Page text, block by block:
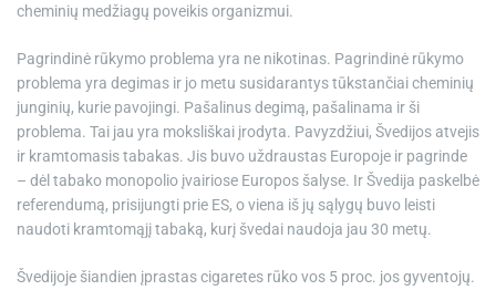
cheminių medžiagų poveikis organizmui.
Pagrindinė rūkymo problema yra ne nikotinas. Pagrindinė rūkymo
problema yra degimas ir jo metu susidarantys tūkstančiai cheminių
junginių, kurie pavojingi. Pašalinus degimą, pašalinama ir ši
problema. Tai jau yra moksliškai įrodyta. Pavyzdžiui, Švedijos atvejis
ir kramtomasis tabakas. Jis buvo uždraustas Europoje ir pagrinde
– dėl tabako monopolio įvairiose Europos šalyse. Ir Švedija paskelbė
referendumą, prisijungti prie ES, o viena iš jų sąlygų buvo leisti
naudoti kramtomąjį tabaką, kurį švedai naudoja jau 30 metų.
Švedijoje šiandien įprastas cigaretes rūko vos 5 proc. jos gyventojų.